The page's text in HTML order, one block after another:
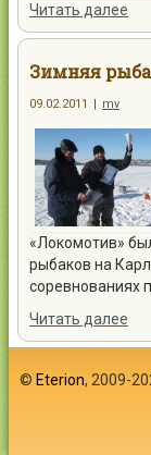
Читать далее
Зимняя
09.02.2011 | mv
«Локомотив»
рыбаков на
соревнованиях
Читать далее
© Eterion, 2009-